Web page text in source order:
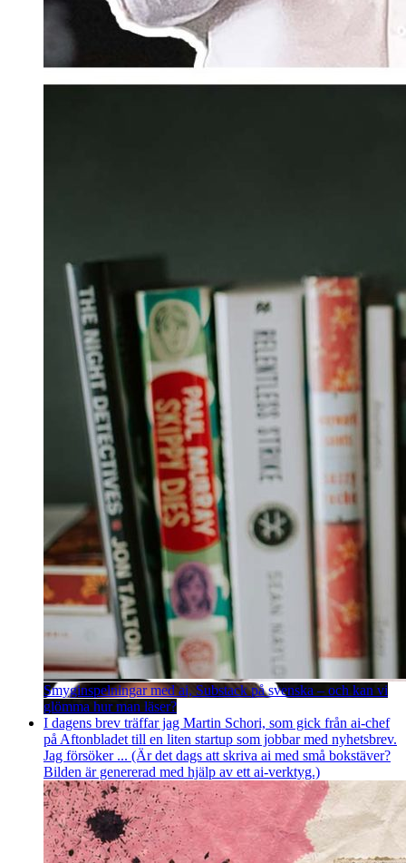
Smyginspelningar med ai, Substack på svenska – och kan vi
glömma hur man läser?
I dagens brev träffar jag Martin Schori, som gick från ai-chef
på Aftonbladet till en liten startup som jobbar med nyhetsbrev.
Jag försöker ... (Är det dags att skriva ai med små bokstäver?
Bilden är genererad med hjälp av ett ai-verktyg.)